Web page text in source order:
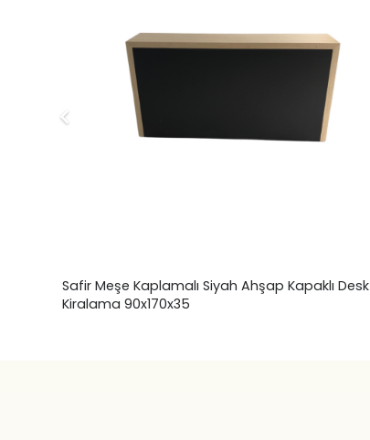
Safir Meşe Kaplamalı Siyah Ahşap Kapaklı Desk
Kiralama 90x170x35